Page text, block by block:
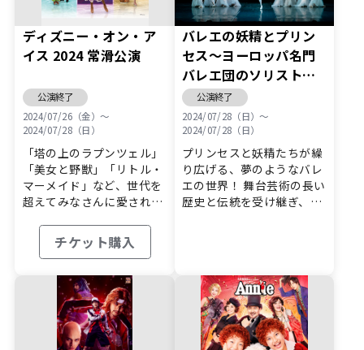
イベントを探す
団体・法人の方へ
メルマガ登録
ディズニー・オン・ア
イス 2024 常滑公演
公演終了
2024/07/26（金）〜
2024/07/28（日）
「塔の上のラプンツェル」
「美女と野獣」「リトル・
マーメイド」など、世代を
超えてみなさんに愛される
チケット購入
バレエの妖精とプリン
セス～ヨーロッパ名門
バレエ団のソリストた
ち～公演終了
2024/07/28（日）〜
2024/07/28（日）
プリンセスと妖精たちが繰
り広げる、夢のようなバレ
エの世界！ 舞台芸術の長い
歴史と伝統を受け継ぎ、発